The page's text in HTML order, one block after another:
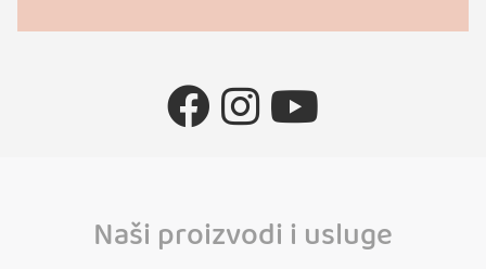
Naši proizvodi i usluge